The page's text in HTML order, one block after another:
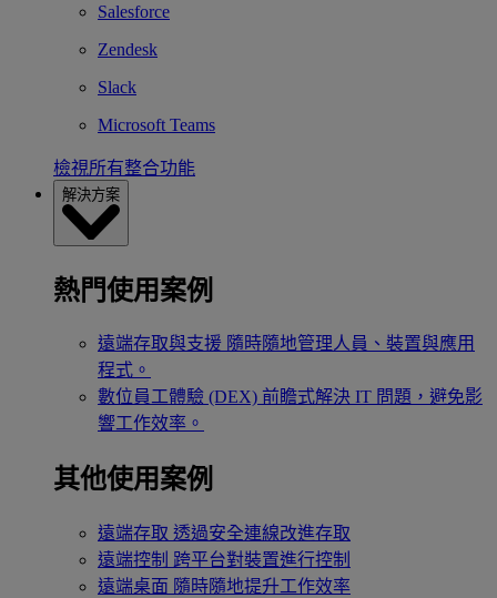
Salesforce
Zendesk
Slack
Microsoft Teams
檢視所有整合功能
解決方案
熱門使用案例
遠端存取與支援 隨時隨地管理人員、裝置與應用
程式。
數位員工體驗 (DEX) 前瞻式解決 IT 問題，避免影
響工作效率。
其他使用案例
遠端存取 透過安全連線改進存取
遠端控制 跨平台對裝置進行控制
遠端桌面 隨時隨地提升工作效率